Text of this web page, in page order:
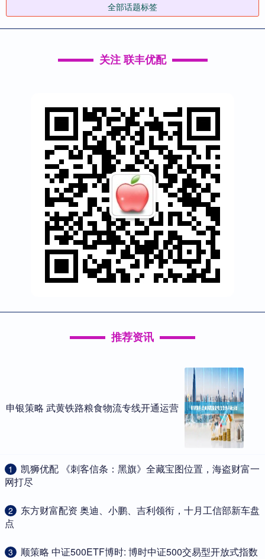
全部话题标签
关注 联丰优配
推荐资讯
申银策略 武黄铁路粮食物流专线开通运营
1
​凯狮优配 《刺客信条：黑旗》全藏宝图位置，海盗财富一
网打尽
2
​东方财富配资 奥迪、小鹏、吉利领衔，十月工信部新车盘
点
3
​顺策略 中证500ETF博时: 博时中证500交易型开放式指数